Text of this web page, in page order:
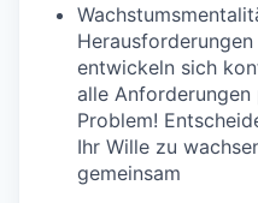
entwickeln sich
alle
Problem!
Ihr Wille zu
gemeinsam